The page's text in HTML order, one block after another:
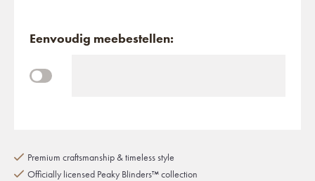
Eenvoudig meebestellen:
Premium craftsmanship & timeless style
Officially licensed Peaky Blinders™ collection